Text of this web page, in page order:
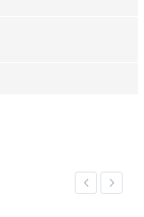
Previous
Next